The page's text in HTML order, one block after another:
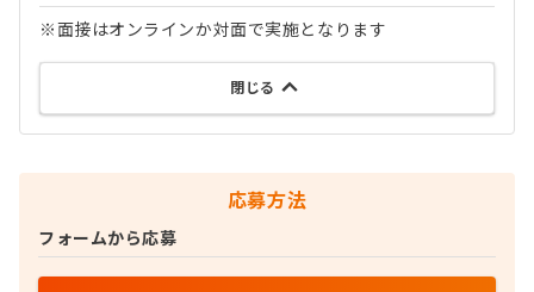
※面接はオンラインか対面で実施となります
閉じる
応募方法
フォームから応募